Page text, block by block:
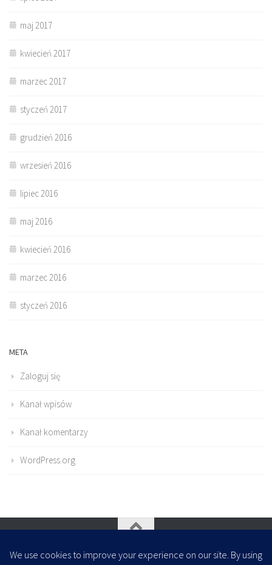
maj 2017
kwiecień 2017
marzec 2017
styczeń 2017
grudzień 2016
wrzesień 2016
lipiec 2016
maj 2016
kwiecień 2016
marzec 2016
styczeń 2016
META
Zaloguj się
Kanał wpisów
Kanał komentarzy
WordPress.org